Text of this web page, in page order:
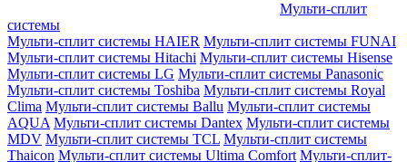
Мульти-сплит
системы
Мульти-сплит системы HAIER Мульти-сплит системы FUNAI
Мульти-сплит системы Hitachi Мульти-сплит системы Hisense
Мульти-сплит системы LG Мульти-сплит системы Panasonic
Мульти-сплит системы Toshiba Мульти-сплит системы Royal
Clima Мульти-сплит системы Ballu Мульти-сплит системы
AQUA Мульти-сплит системы Dantex Мульти-сплит системы
MDV Мульти-сплит системы TCL Мульти-сплит системы
Thaicon Мульти-сплит системы Ultima Comfort Мульти-сплит-